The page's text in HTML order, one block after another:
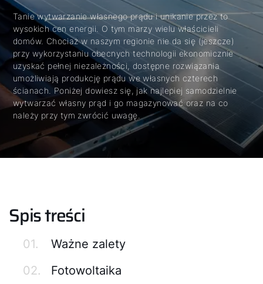
Tanie wytwarzanie własnego prądu i unikanie przez to
wysokich cen energii. O tym marzy wielu właścicieli
domów. Chociaż w naszym regionie nie da się (jeszcze)
przy wykorzystaniu obecnych technologii ekonomicznie
uzyskać pełnej niezależności, dostępne rozwiązania
umożliwiają produkcję prądu we własnych czterech
ścianach. Poniżej dowiesz się, jak najlepiej samodzielnie
wytwarzać własny prąd i go magazynować oraz na co
należy przy tym zwrócić uwagę.
Spis treści
01.
Ważne zalety
02.
Fotowoltaika